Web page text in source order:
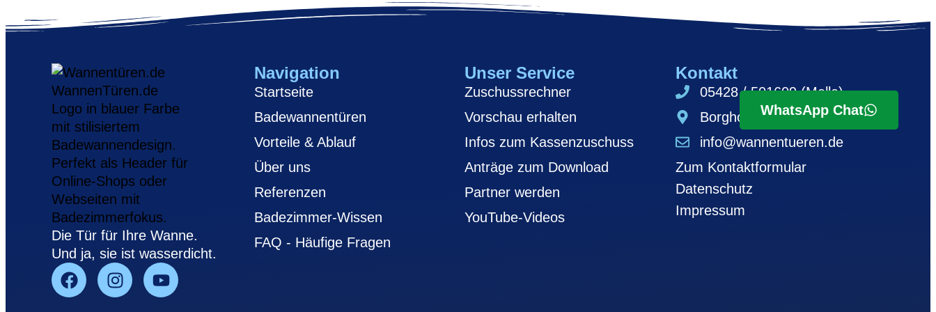
WhatsApp Chat
Die Tür für Ihre Wanne.
Und ja, sie ist wasserdicht.
Navigation
Startseite
Badewannentüren
Vorteile & Ablauf
Über uns
Referenzen
Badezimmer-Wissen
FAQ - Häufige Fragen
Unser Service
Zuschussrechner
Vorschau erhalten
Infos zum Kassenzuschuss
Anträge zum Download
Partner werden
YouTube-Videos
Kontakt
05428 / 501609 (Melle)
Borghofstr. 12, 49326 Melle
info@wannentueren.de
Zum Kontaktformular
Datenschutz
Impressum